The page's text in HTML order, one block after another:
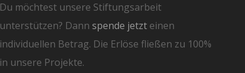
Du möchtest unsere Stiftungsarbeit
unterstützen? Dannspende jetzt einen
individuellen Betrag. Die Erlöse fließen zu 100%
in unsere Projekte.